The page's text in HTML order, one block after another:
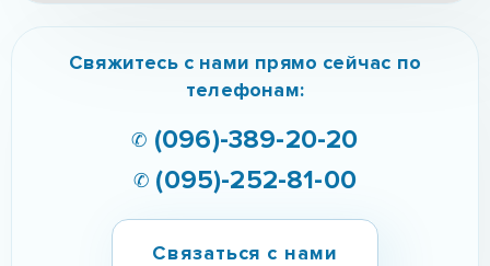
Свяжитесь с нами прямо сейчас по
телефонам:
✆ (096)-389-20-20
✆ (095)-252-81-00
Связаться с нами